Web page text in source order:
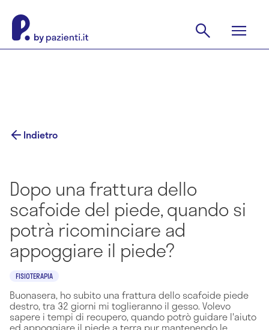
Indietro
Dopo una frattura dello
scafoide del piede, quando si
potrà ricominciare ad
appoggiare il piede?
FISIOTERAPIA
Buonasera, ho subito una frattura dello scafoide piede
destro, tra 32 giorni mi toglieranno il gesso. Volevo
sapere i tempi di recupero, quando potrò guidare l'aiuto